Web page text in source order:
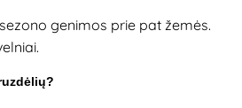
genimos prie pat žemės.